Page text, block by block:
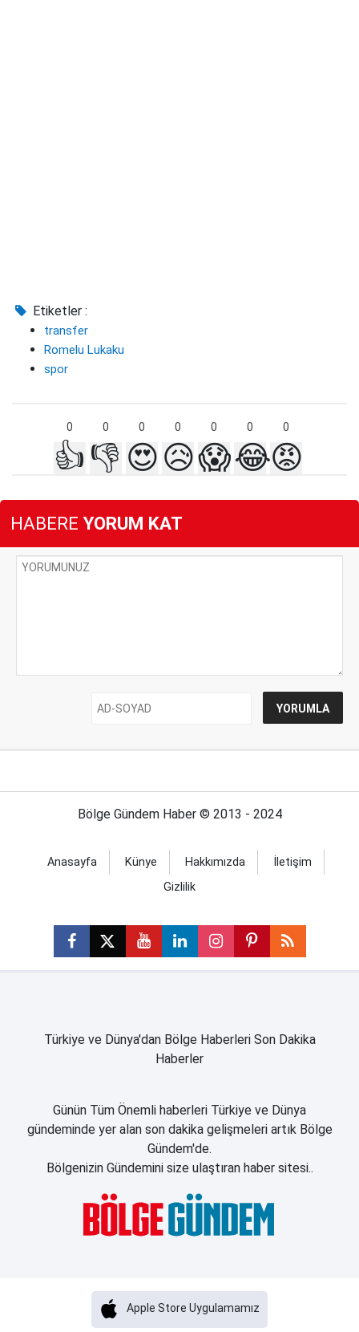
Etiketler :
transfer
Romelu Lukaku
spor
0 0 0 0 0 0 0
👍 👎 😍😥😱😂😡
HABERE YORUM KAT
Bölge Gündem Haber © 2013 - 2024
Anasayfa Künye Hakkımızda
İletişim
Gizlilik
Türkiye ve Dünya'dan Bölge Haberleri Son Dakika
Haberler
Günün Tüm Önemli haberleri Türkiye ve Dünya
gündeminde yer alan son dakika gelişmeleri artık Bölge
Gündem'de.
Bölgenizin Gündemini size ulaştıran haber sitesi..
Apple Store Uygulamamız